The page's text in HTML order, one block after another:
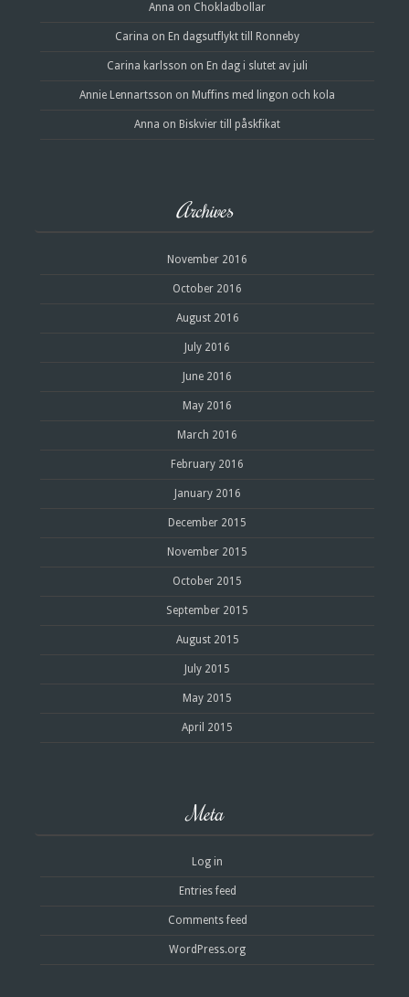
Anna on Chokladbollar
Carina on En dagsutflykt till Ronneby
Carina karlsson on En dag i slutet av juli
Annie Lennartsson on Muffins med lingon och kola
Anna on Biskvier till påskfikat
Archives
November 2016
October 2016
August 2016
July 2016
June 2016
May 2016
March 2016
February 2016
January 2016
December 2015
November 2015
October 2015
September 2015
August 2015
July 2015
May 2015
April 2015
Meta
Log in
Entries feed
Comments feed
WordPress.org